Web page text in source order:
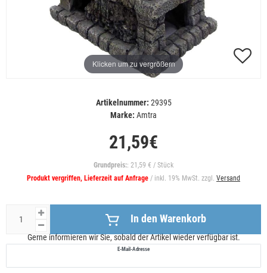
Klicken um zu vergrößern
Artikelnummer: 29395
Marke: Amtra
21,59€
Grundpreis:: 21,59 € / Stück
Produkt vergriffen, Lieferzeit auf Anfrage / inkl. 19% MwSt. zzgl. Versand
In den Warenkorb
Gerne informieren wir Sie, sobald der Artikel wieder verfügbar ist.
E-Mail-Adresse